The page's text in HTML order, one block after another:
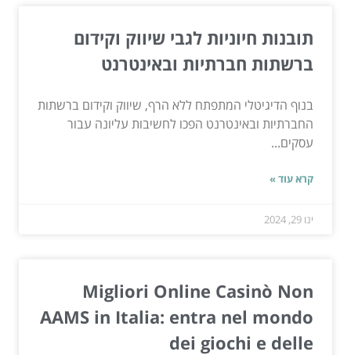
תובנות חיוניות לגבי שיווק וקידום
ברשתות חברתיות ובאינטרנט
בנוף הדיגיטלי המתפתח ללא הרף, שיווק וקידום ברשתות
החברתיות ובאינטרנט הפכו לחשיבות עליונה עבור
עסקים...
קרא עוד »
ינו 29, 2024
Migliori Online Casinò Non
AAMS in Italia: entra nel mondo
dei giochi e delle